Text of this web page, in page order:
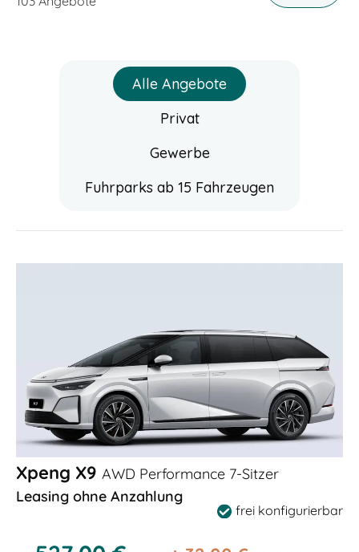
Alle Angebote
Privat
Gewerbe
Fuhrparks ab 15 Fahrzeugen
Xpeng X9 AWD Performance 7-Sitzer
Leasing ohne Anzahlung
frei konfigurierbar